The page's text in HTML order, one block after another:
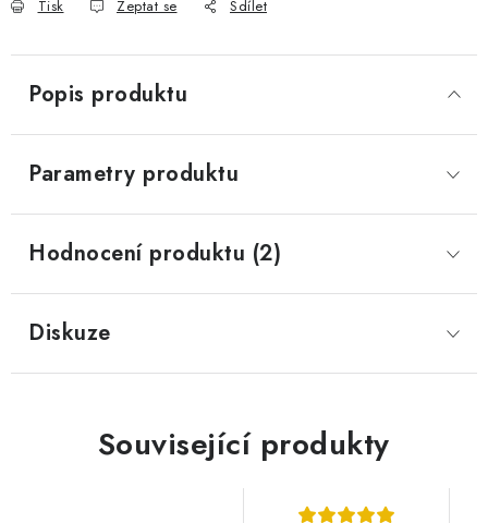
Tisk Zeptat se Sdílet
Popis produktu
Parametry produktu
Hodnocení produktu (2)
Diskuze
Související produkty